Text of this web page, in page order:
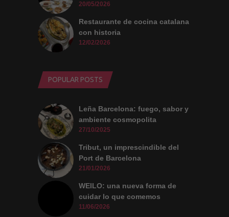
20/05/2026
Restaurante de cocina catalana
con historia
12/02/2026
POPULAR POSTS
Leña Barcelona: fuego, sabor y
ambiente cosmopolita
27/10/2025
Tribut, un imprescindible del
Port de Barcelona
21/01/2026
WEILO: una nueva forma de
cuidar lo que comemos
11/06/2026